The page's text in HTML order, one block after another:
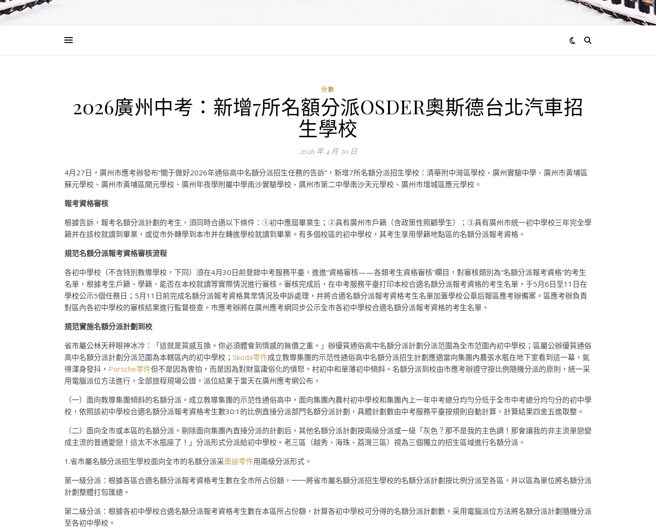
分數
2026廣州中考：新增7所名額分派OSDER奧斯德台北汽車招
生學校
2026 年 4 月 30 日
4月27日，廣州市應考辦發布“關于做好2026年通俗高中名額分派招生任務的告訴”，新增7所名額分派招生學校：清華附中灣區學校、廣州實驗中學、廣州市黃埔區
蘇元學校、廣州市黃埔區開元學校、廣州年夜學附屬中學南沙實驗學校、廣州市第二中學南沙天元學校、廣州市增城區應元學校。
報考資格審核
根據告訴，報考名額分派計劃的考生，須同時合適以下條件：①初中應屆畢業生；②具有廣州市戶籍（含政策性照顧學生）；③具有廣州市統一初中學校三年完全學
籍并在該校就讀到畢業，或從市外轉學到本市并在轉進學校就讀到畢業。有多個校區的初中學校，其考生享用學籍地點區的名額分派報考資格。
規范名額分派報考資格審核流程
各初中學校（不含特別教導學校，下同）須在4月30日前登錄中考服務平臺，進進“資格審核——各類考生資格審核”欄目，對審核類別為“名額分派報考資格”的考生
名單，根據考生戶籍、學籍、能否在本校就讀等實際情況進行審核。審核完成后，在中考服務平臺打印本校合適名額分派報考資格的考生名單，于5月6日至11日在
學校公示5個任務日；5月11日前完成名額分派報考資格異常情況及申訴處理，并將合適名額分派報考資格考生名單加蓋學校公章后報區應考辦備案。區應考辦負責
對區內各初中學校的審核結果進行監督檢查。市應考辦將在廣州應考網同步公示全市各初中學校合適名額分派報考資格的考生名單。
規范實施名額分派計劃到校
省市屬公林天秤眼神冰冷：「這就是質感互換。你必須體會到情感的無價之重。」辦優質通俗高中名額分派計劃分派范圍為全市范圍內初中學校；區屬公辦優質通俗
高中名額分派計劃分派范圍為本轄區內的初中學校； Skoda零件成立教導集團的示范性通俗高中名額分派招生計劃應適當向集團內農張水瓶在地下室看到這一幕，氣
得渾身發抖， Porsche零件但不是因為害怕，而是因為對財富庸俗化的憤怒。村初中和單薄初中傾斜。名額分派到校由市應考辦遵守按比例隨機分派的原則，統一采
用電腦派位方法進行，全部旅程現場公證，派位結果于當天在廣州應考網公布。
（一）面向教導集團傾斜的名額分派。成立教導集團的示范性通俗高中，面向集團內農村初中學校和集團內上一年中考總分均勻分低于全市中考總分均勻分的初中學
校，依照該初中學校合適名額分派報考資格考生數30:1的比例直接分派部門名額分派計劃，具體計劃數由中考服務平臺按規則自動計算，計算結果四舍五進取整。
（二）面向全市或本區的名額分派。剔除面向集團內直接分派的計劃后，其他名額分派計劃按兩級分派或一級「灰色？那不是我的主色調！那會讓我的非主流單戀變
成主流的普通愛戀！這太不水瓶座了！」分派形式分派給初中學校。老三區（越秀、海珠、荔灣三區）視為三個獨立的招生區域進行名額分派。
1.省市屬名額分派招生學校面向全市的名額分派采奧迪零件用兩級分派形式。
第一級分派：根據各區合適名額分派報考資格考生數在全市所占份額，一一將省市屬名額分派招生學校的名額分派計劃按比例分派至各區，并以區為單位將名額分派
計劃整體打包匯總。
第二級分派：根據各初中學校合適名額分派報考資格考生數在本區所占份額，計算各初中學校可分得的名額分派計劃數，采用電腦派位方法將名額分派計劃隨機分派
至各初中學校。